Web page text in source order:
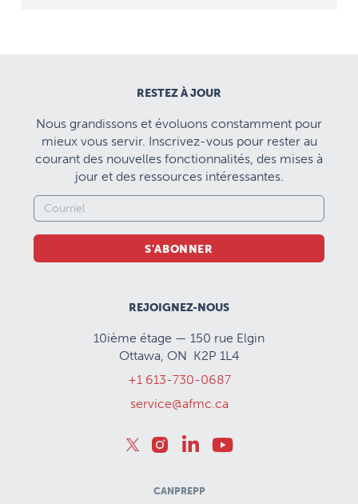
RESTEZ À JOUR
Nous grandissons et évoluons constamment pour
mieux vous servir. Inscrivez-vous pour rester au
courant des nouvelles fonctionnalités, des mises à
jour et des ressources intéressantes.
S'ABONNER
REJOIGNEZ-NOUS
10ième étage — 150 rue Elgin
Ottawa, ON K2P 1L4
+1 613-730-0687
service@afmc.ca
CANPREPP